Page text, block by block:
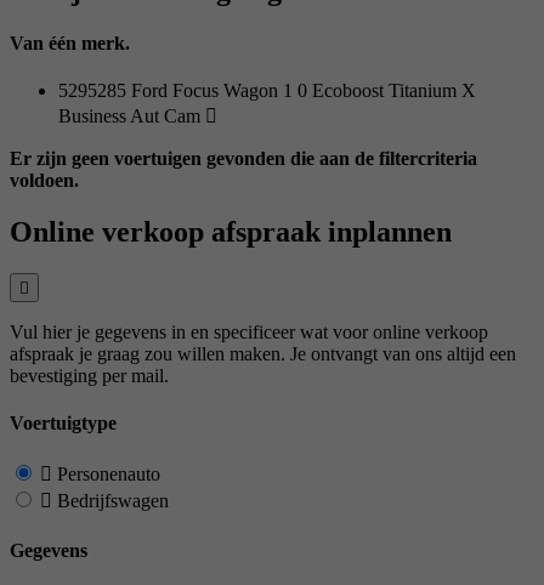
Van één merk.
5295285 Ford Focus Wagon 1 0 Ecoboost Titanium X
Business Aut Cam
Er zijn geen voertuigen gevonden die aan de filtercriteria
voldoen.
Online verkoop afspraak inplannen
Vul hier je gegevens in en specificeer wat voor online verkoop
afspraak je graag zou willen maken. Je ontvangt van ons altijd een
bevestiging per mail.
Voertuigtype
Personenauto
Bedrijfswagen
Gegevens